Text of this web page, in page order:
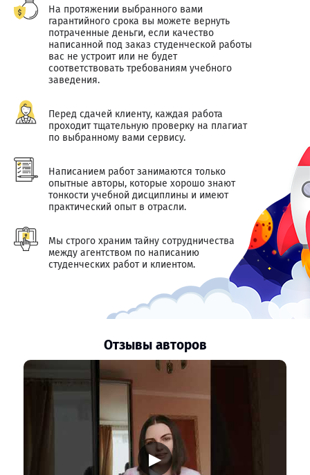
На протяжении выбранного вами
гарантийного срока вы можете вернуть
потраченные деньги, если качество
написанной под заказ студенческой работы
вас не устроит или не будет
соответствовать требованиям учебного
заведения.
Перед сдачей клиенту, каждая работа
проходит тщательную проверку на плагиат
по выбранному вами сервису.
Написанием работ занимаются только
опытные авторы, которые хорошо знают
тонкости учебной дисциплины и имеют
практический опыт в отрасли.
Мы строго храним тайну сотрудничества
между агентством по написанию
студенческих работ и клиентом.
Отзывы авторов
▶